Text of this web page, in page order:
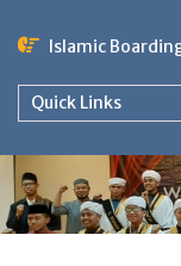
Islamic
Quick Links